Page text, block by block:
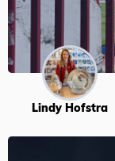
Lindy Hofstra